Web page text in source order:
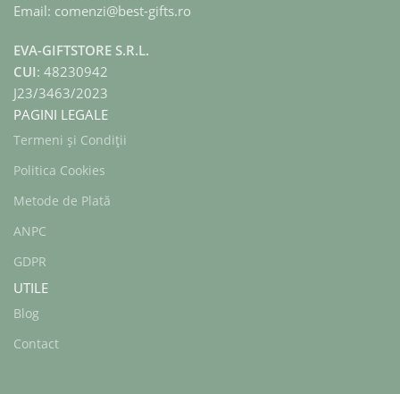
Email: comenzi@best-gifts.ro
EVA-GIFTSTORE S.R.L.
CUI: 48230942
J23/3463/2023
PAGINI LEGALE
Termeni și Condiții
Politica Cookies
Metode de Plată
ANPC
GDPR
UTILE
Blog
Contact